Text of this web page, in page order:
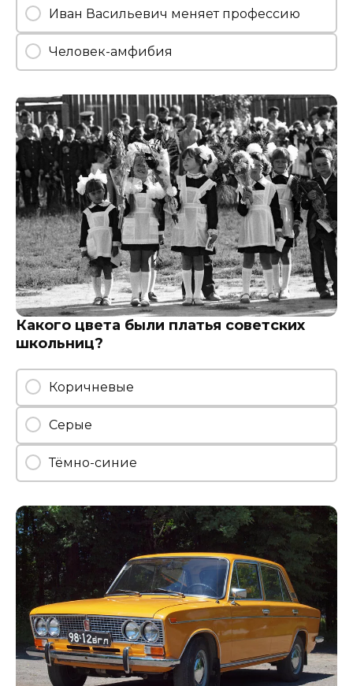
Иван Васильевич меняет профессию
Человек-амфибия
Какого цвета были платья советских
школьниц?
Коричневые
Серые
Тёмно-синие